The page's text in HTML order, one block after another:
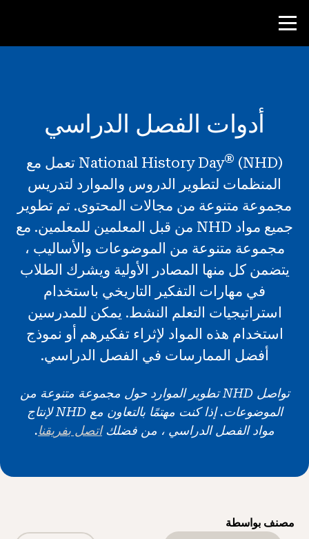
موارد المعلم
أدوات الفصل الدراسي
الدورات
المعاهد
إرشاد طلاب NHD
الأخبار و الأحداث
حول NHD ®
شارك
أدوات الفصل الدراسي
National History Day®
(NHD) تعمل مع
المنظمات لتطوير الدروس والموارد لتدريس
مجموعة متنوعة من مجالات المحتوى. تم تطوير
جميع مواد NHD من قبل المعلمين للمعلمين. مع
مجموعة متنوعة من الموضوعات والأساليب ،
يتضمن كل منها المصادر الأولية ويشرك الطلاب
في مهارات التفكير التاريخي باستخدام
استراتيجيات التعلم النشط. يمكن للمدرسين
استخدام هذه المواد لإثراء تفكيرهم أو نموذج
أفضل الممارسات في الفصل الدراسي.
تواصل NHD تطوير الموارد حول مجموعة متنوعة من
الموضوعات. إذا كنت مهتمًا بالتعاون مع NHD لإنتاج
مواد الفصل الدراسي ، من فضلكاتصل بفريقنا.
مصنف بواسطة